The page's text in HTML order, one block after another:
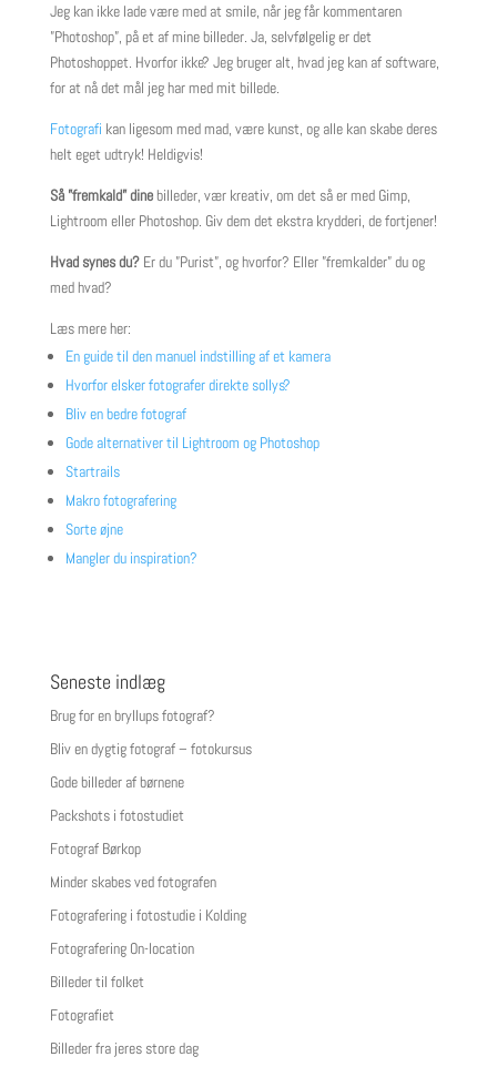
Jeg kan ikke lade være med at smile, når jeg får kommentaren
”Photoshop”, på et af mine billeder. Ja, selvfølgelig er det
Photoshoppet. Hvorfor ikke? Jeg bruger alt, hvad jeg kan af software,
for at nå det mål jeg har med mit billede.
Fotografi kan ligesom med mad, være kunst, og alle kan skabe deres
helt eget udtryk! Heldigvis!
Så ”fremkald” dinebilleder, vær kreativ, om det så er med Gimp,
Lightroom eller Photoshop. Giv dem det ekstra krydderi, de fortjener!
Hvad synes du?Er du ”Purist”, og hvorfor? Eller ”fremkalder” du og
med hvad?
Læs mere her:
En guide til den manuel indstilling af et kamera
Hvorfor elsker fotografer direkte sollys?
Bliv en bedre fotograf
Gode alternativer til Lightroom og Photoshop
Startrails
Makro fotografering
Sorte øjne
Mangler du inspiration?
Seneste indlæg
Brug for en bryllups fotograf?
Bliv en dygtig fotograf – fotokursus
Gode billeder af børnene
Packshots i fotostudiet
Fotograf Børkop
Minder skabes ved fotografen
Fotografering i fotostudie i Kolding
Fotografering On-location
Billeder til folket
Fotografiet
Billeder fra jeres store dag